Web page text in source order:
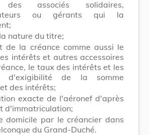
des associés solidaires,
ou gérants qui la
nature du titre;
de la créance comme aussi le
intérêts et autres accessoires
le taux des intérêts et les
d'exigibilité de la somme
des intérêts;
exacte de l'aéronef d'après
d'immatriculation;
domicile par le créancier dans
du Grand-Duché.